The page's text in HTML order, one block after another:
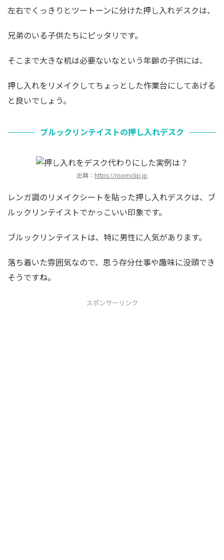
左右でくっきりとツートーンに分けた押し入れデスクは、
兄弟のいる子供たちにピッタリです。
そこまで大きな机は必要ないなという年齢の子供には、
押し入れをリメイクしてちょっとした作業台にしてあげる
と良いでしょう。
ブルックリンテイストの押し入れデスク
出典： https://roomclip.jp
レンガ調のリメイクシートを貼った押し入れデスクは、ブ
ルックリンテイストでかっこいい印象です。
ブルックリンテイストは、特に男性に人気があります。
落ち着いた雰囲気なので、思う存分仕事や趣味に没頭でき
そうですね。
スポンサーリンク